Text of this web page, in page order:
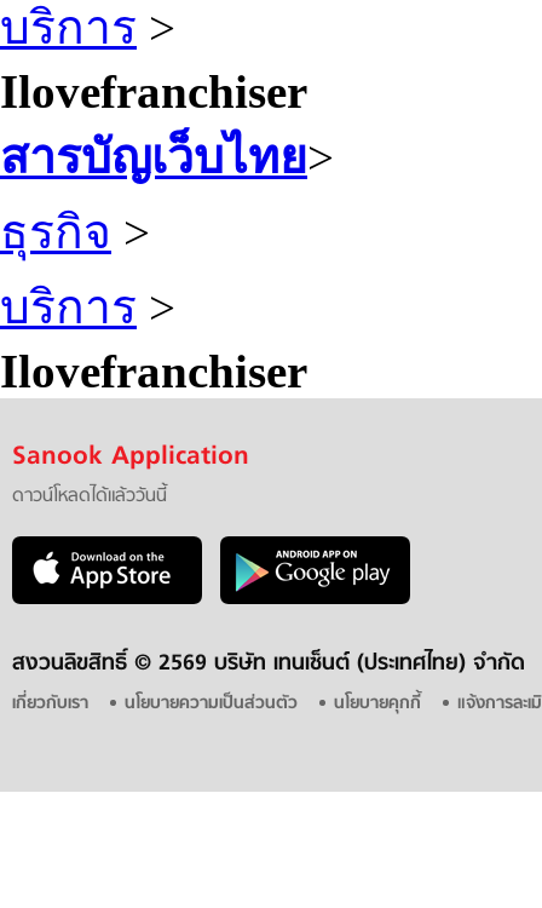
บริการ >
Ilovefranchiser
สารบัญเว็บไทย>
ธุรกิจ >
บริการ >
Ilovefranchiser
Sanook Application
ดาวน์โหลดได้แล้ววันนี้
สงวนลิขสิทธิ์ © 2569 บริษัท เทนเซ็นต์ (ประเทศไทย) จำกัด
เกี่ยวกับเรา นโยบายความเป็นส่วนตัว นโยบายคุกกี้ แจ้งการละ